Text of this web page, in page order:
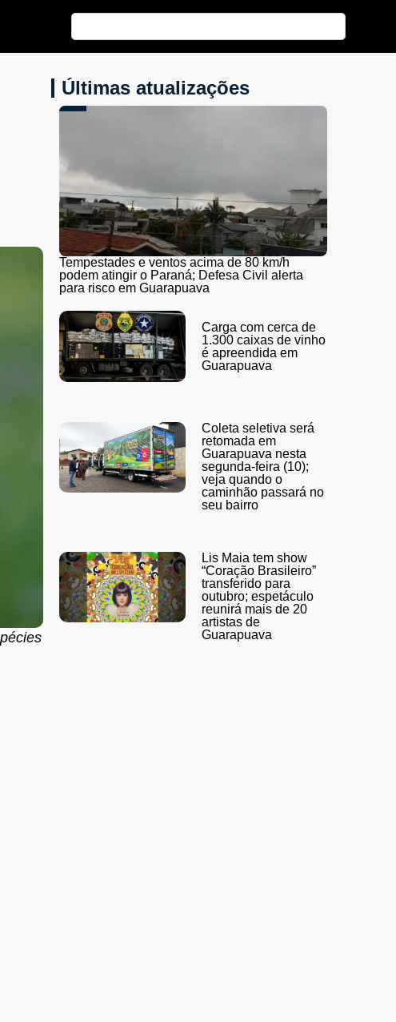
Últimas atualizações
Tempestades e ventos acima de 80 km/h
podem atingir o Paraná; Defesa Civil alerta
para risco em Guarapuava
Carga com cerca de
1.300 caixas de vinho
é apreendida em
Guarapuava
Coleta seletiva será
retomada em
Guarapuava nesta
segunda-feira (10);
veja quando o
caminhão passará no
seu bairro
Lis Maia tem show
“Coração Brasileiro”
transferido para
outubro; espetáculo
reunirá mais de 20
artistas de
Guarapuava